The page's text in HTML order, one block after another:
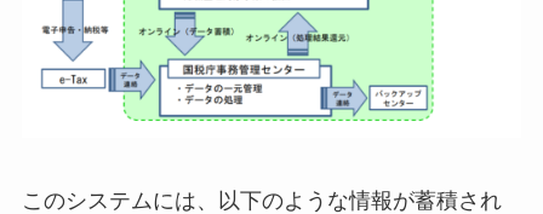
このシステムには、以下のような情報が蓄積され